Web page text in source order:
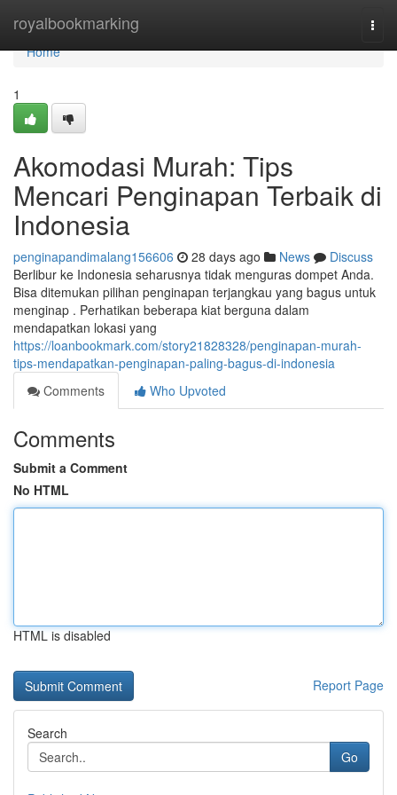
royalbookmarking
Home
Home
1
Akomodasi Murah: Tips
Mencari Penginapan Terbaik di
Indonesia
penginapandimalang156606 28 days ago News
Discuss
Berlibur ke Indonesia seharusnya tidak menguras dompet Anda.
Bisa ditemukan pilihan penginapan terjangkau yang bagus untuk
menginap . Perhatikan beberapa kiat berguna dalam
mendapatkan lokasi yang
https://loanbookmark.com/story21828328/penginapan-murah-
tips-mendapatkan-penginapan-paling-bagus-di-indonesia
Comments
Who Upvoted
Comments
Submit a Comment
No HTML
HTML is disabled
Report Page
Search
Go